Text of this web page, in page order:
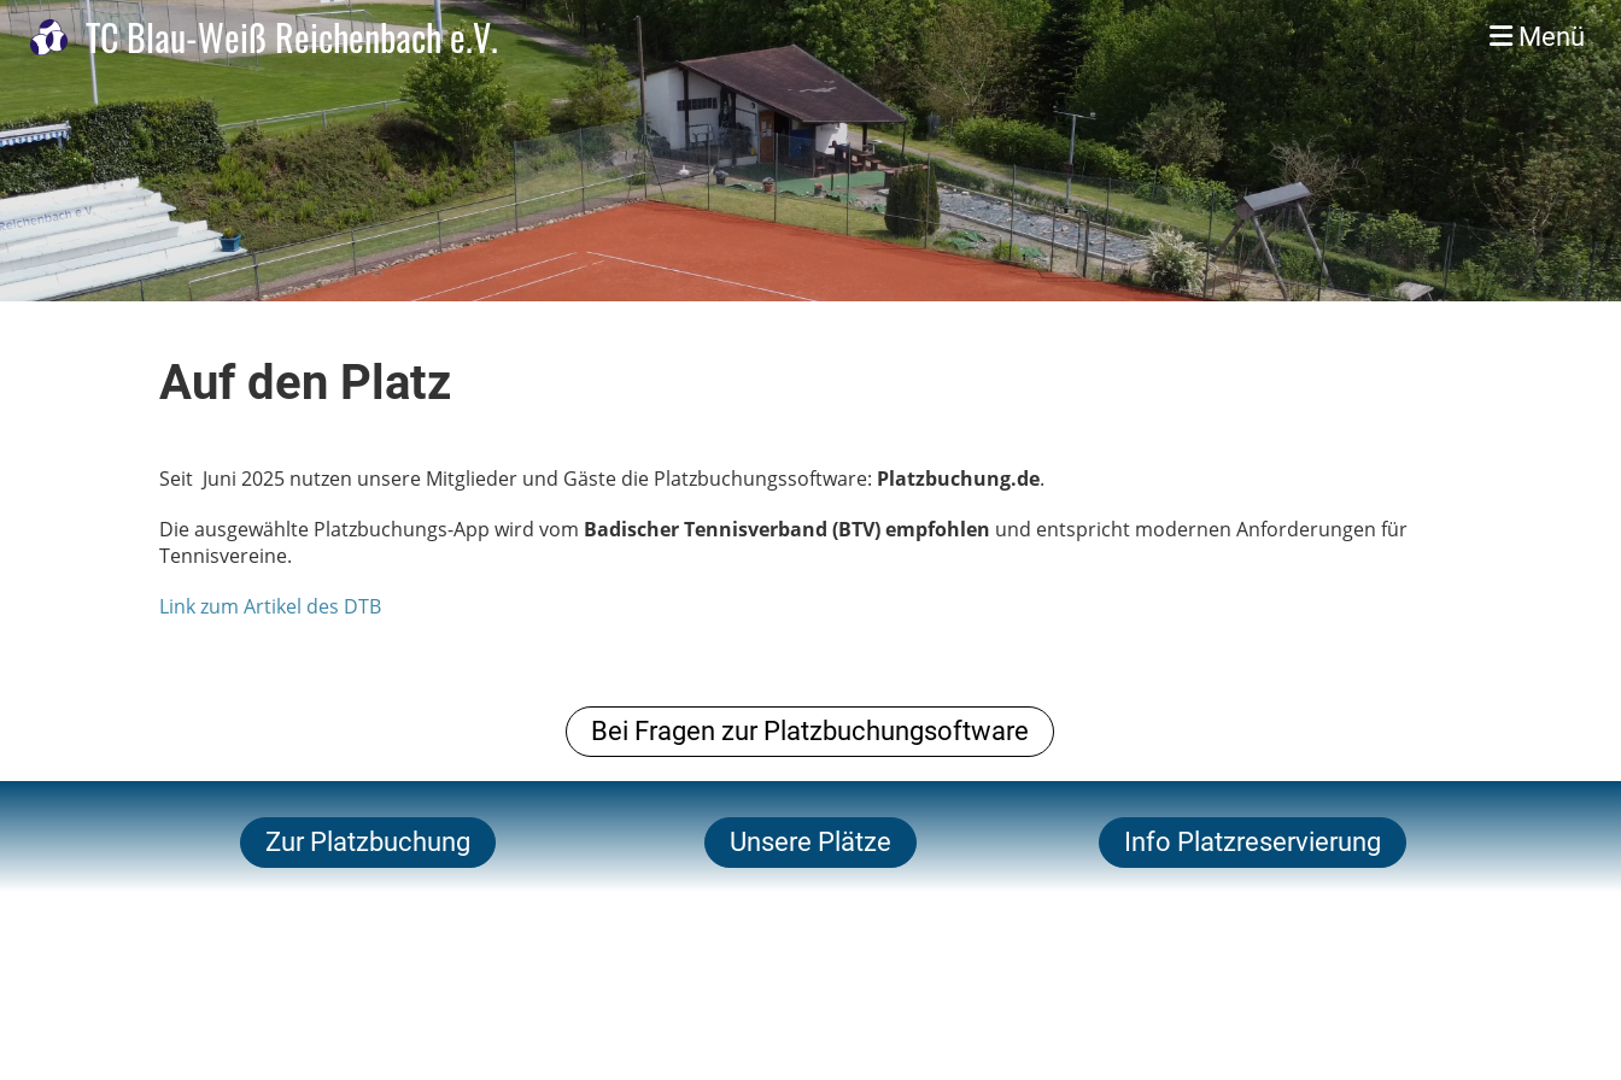
TC Blau-Weiß Reichenbach e.V. Menü
Auf den Platz
Seit Juni 2025 nutzen unsere Mitglieder und Gäste die Platzbuchungssoftware: Platzbuchung.de.
Die ausgewählte Platzbuchungs-App wird vom Badischer Tennisverband (BTV) empfohlen und entspricht modernen Anforderungen für
Tennisvereine.
Link zum Artikel des DTB
Bei Fragen zur Platzbuchungsoftware
Zur Platzbuchung Unsere Plätze Info Platzreservierung